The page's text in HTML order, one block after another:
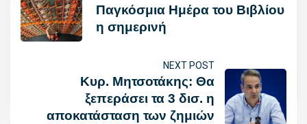
Παγκόσμια Ημέρα του Βιβλίου
η σημερινή
NEXT POST
Κυρ. Μητσοτάκης: Θα
ξεπεράσει τα 3 δισ. η
αποκατάσταση των ζημιών